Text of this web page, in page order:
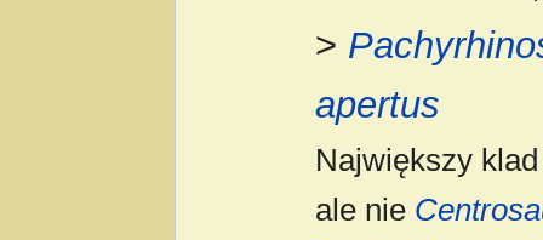
>
apertus
Największy
ale nie